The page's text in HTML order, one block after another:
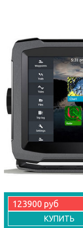
123900 руб
КУПИТЬ